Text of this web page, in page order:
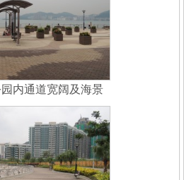
内通道宽阔及海景